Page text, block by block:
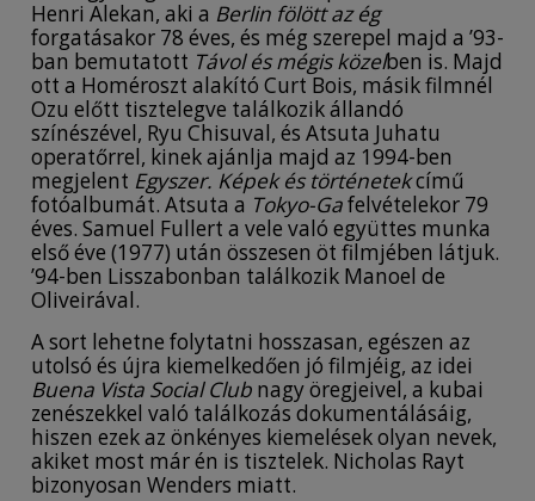
Henri Alekan, aki a Berlin fölött az ég
forgatásakor 78 éves, és még szerepel majd a ’93-
ban bemutatott Távol és mégis közelben is. Majd
ott a Homéroszt alakító Curt Bois, másik filmnél
Ozu előtt tisztelegve találkozik állandó
színészével, Ryu Chisuval, és Atsuta Juhatu
operatőrrel, kinek ajánlja majd az 1994-ben
megjelent Egyszer. Képek és történetekcímű
fotóalbumát. Atsuta a Tokyo-Gafelvételekor 79
éves. Samuel Fullert a vele való együttes munka
első éve (1977) után összesen öt filmjében látjuk.
’94-ben Lisszabonban találkozik Manoel de
Oliveirával.
A sort lehetne folytatni hosszasan, egészen az
utolsó és újra kiemelkedően jó filmjéig, az idei
Buena Vista Social Club nagy öregjeivel, a kubai
zenészekkel való találkozás dokumentálásáig,
hiszen ezek az önkényes kiemelések olyan nevek,
akiket most már én is tisztelek. Nicholas Rayt
bizonyosan Wenders miatt.